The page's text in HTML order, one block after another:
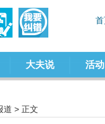
大夫说 活动
道 > 正文